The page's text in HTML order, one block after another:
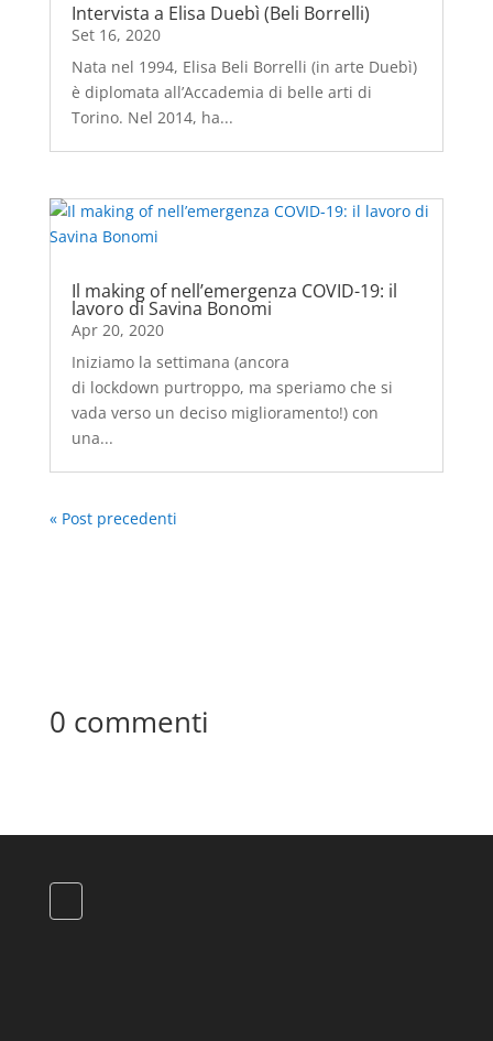
Intervista a Elisa Duebì (Beli Borrelli)
Set 16, 2020
Nata nel 1994, Elisa Beli Borrelli (in arte Duebì)
è diplomata all’Accademia di belle arti di
Torino. Nel 2014, ha...
Il making of nell’emergenza COVID-19: il
lavoro di Savina Bonomi
Apr 20, 2020
Iniziamo la settimana (ancora
di lockdown purtroppo, ma speriamo che si
vada verso un deciso miglioramento!) con
una...
« Post precedenti
0 commenti